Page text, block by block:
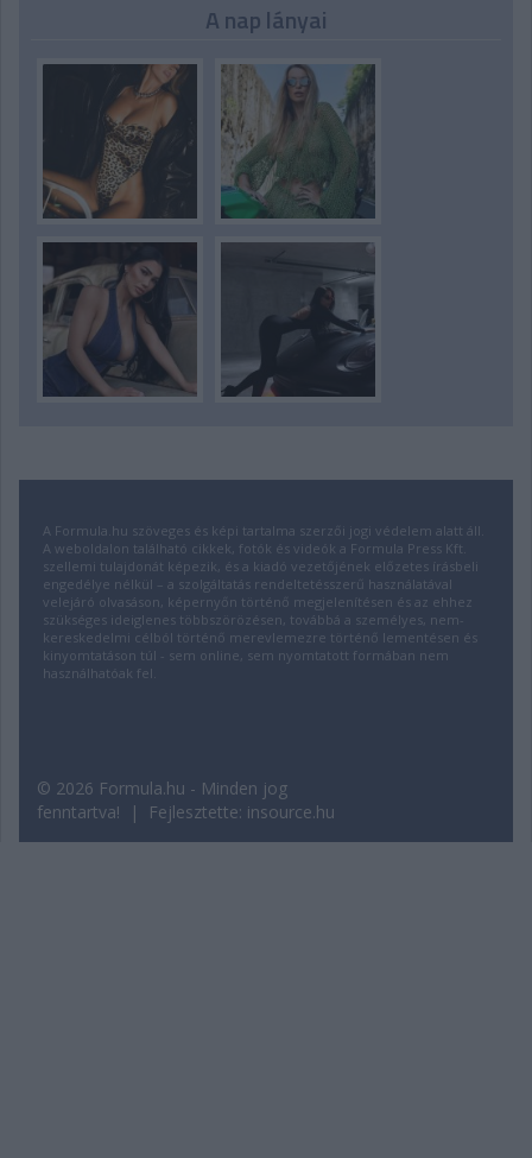
A nap lányai
A Formula.hu szöveges és képi tartalma szerzői jogi védelem alatt áll.
A weboldalon található cikkek, fotók és videók a Formula Press Kft.
szellemi tulajdonát képezik, és a kiadó vezetőjének előzetes írásbeli
engedélye nélkül – a szolgáltatás rendeltetésszerű használatával
velejáró olvasáson, képernyőn történő megjelenítésen és az ehhez
szükséges ideiglenes többszörözésen, továbbá a személyes, nem-
kereskedelmi célból történő merevlemezre történő lementésen és
kinyomtatáson túl - sem online, sem nyomtatott formában nem
használhatóak fel.
© 2026 Formula.hu - Minden jog
fenntartva! | Fejlesztette: insource.hu